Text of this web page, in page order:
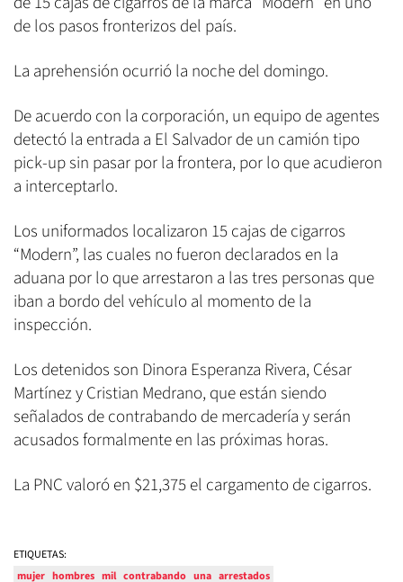
de los pasos fronterizos del país.
La aprehensión ocurrió la noche del domingo.
De acuerdo con la corporación, un equipo de agentes
detectó la entrada a El Salvador de un camión tipo
pick-up sin pasar por la frontera, por lo que acudieron
a interceptarlo.
Los uniformados localizaron 15 cajas de cigarros
“Modern”, las cuales no fueron declarados en la
aduana por lo que arrestaron a las tres personas que
iban a bordo del vehículo al momento de la
inspección.
Los detenidos son Dinora Esperanza Rivera, César
Martínez y Cristian Medrano, que están siendo
señalados de contrabando de mercadería y serán
acusados formalmente en las próximas horas.
La PNC valoró en $21,375 el cargamento de cigarros.
ETIQUETAS:
mujer hombres mil contrabando una arrestados